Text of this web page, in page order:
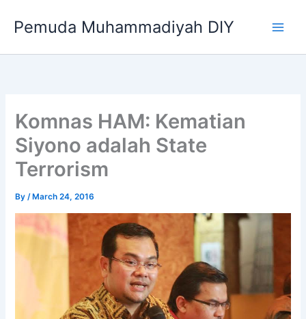
Pemuda Muhammadiyah DIY
Komnas HAM: Kematian
Siyono adalah State
Terrorism
By/ March 24, 2016